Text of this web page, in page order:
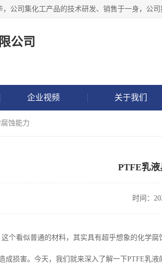
公司
企业视频 关于我们
蚀能力
PTFE乳
时间：
这个看似普通的材料，其实具有超乎想象的化学
成损害。今天，我们就来深入了解一下PTFE乳液